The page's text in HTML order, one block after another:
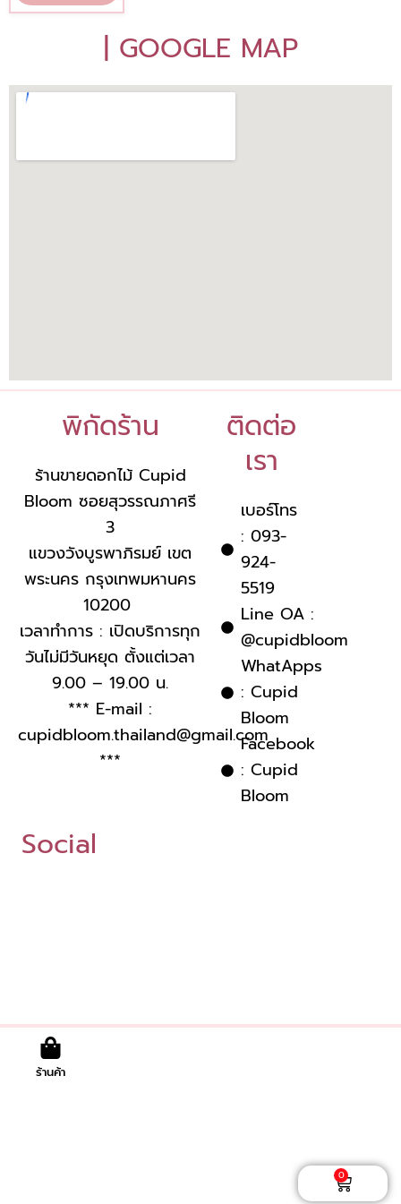
| GOOGLE MAP
พิกัดร้าน
ร้านขายดอกไม้ Cupid
Bloom ซอยสุวรรณภาศรี
3
แขวงวังบูรพาภิรมย์ เขต
พระนคร กรุงเทพมหานคร
10200
เวลาทำการ : เปิดบริการทุก
วันไม่มีวันหยุด ตั้งแต่เวลา
9.00 – 19.00 น.
*** E-mail :
cupidbloom.thailand@gmail.com
***
ติดต่อ
เรา
เบอร์โทร
: 093-
924-
5519
Line OA :
@cupidbloom
WhatApps
: Cupid
Bloom
Facebook
: Cupid
Bloom
Social
ร้านค้า
0
Cart